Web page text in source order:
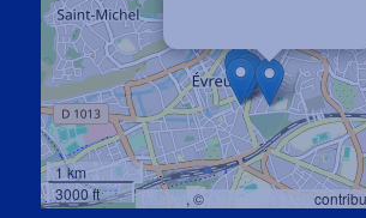
1 km
3000 ft
Leaflet , © OpenStreetMap